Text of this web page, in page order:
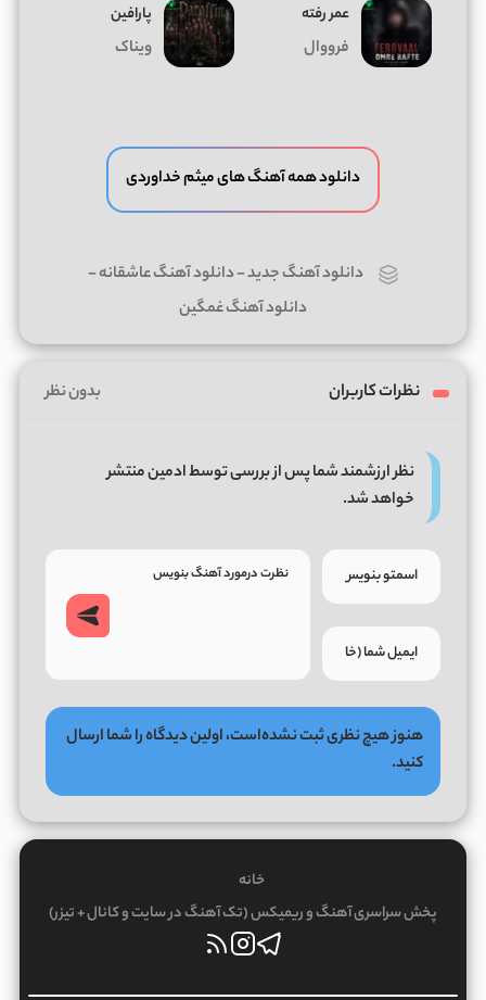
عمر رفته
فرووال
پارافین
ویناک
دانلود همه آهنگ های میثم خداوردی
دانلود آهنگ جدید-دانلود آهنگ عاشقانه-
دانلود آهنگ غمگین
نظرات کاربران بدون نظر
نظر ارزشمند شما پس از بررسی توسط ادمین منتشر
خواهد شد.
هنوز هیچ نظری ثبت نشده‌است، اولین دیدگاه را شما ارسال
کنید.
خانه
پخش سراسری آهنگ و ریمیکس (تک آهنگ در سایت و کانال + تیزر)